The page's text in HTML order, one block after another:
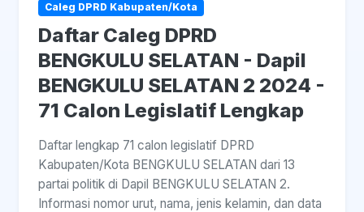
Caleg DPRD Kabupaten/Kota
Daftar Caleg DPRD
BENGKULU SELATAN - Dapil
BENGKULU SELATAN 2 2024 -
71 Calon Legislatif Lengkap
Daftar lengkap 71 calon legislatif DPRD
Kabupaten/Kota BENGKULU SELATAN dari 13
partai politik di Dapil BENGKULU SELATAN 2.
Informasi nomor urut, nama, jenis kelamin, dan data